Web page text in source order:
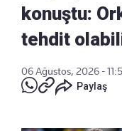
konuştu:
tehdit
06 Ağustos, 2026 -
Paylaş